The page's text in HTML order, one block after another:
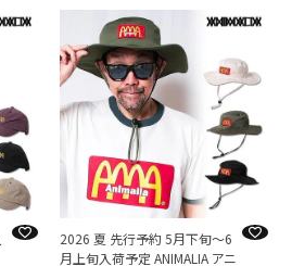
2026 夏 先行予約 5月下旬～6
月上旬入荷予定 ANIMALIA アニ